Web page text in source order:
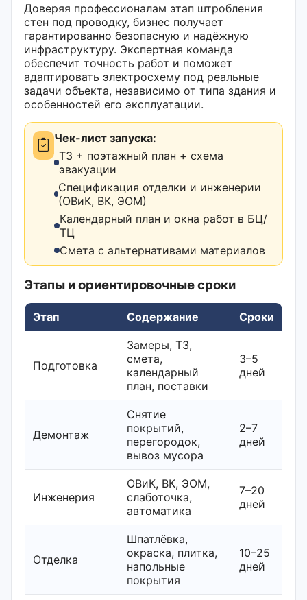
Доверяя профессионалам этап штробления
стен под проводку, бизнес получает
гарантированно безопасную и надёжную
инфраструктуру. Экспертная команда
обеспечит точность работ и поможет
адаптировать электросхему под реальные
задачи объекта, независимо от типа здания и
особенностей его эксплуатации.
Чек-лист запуска:
ТЗ + поэтажный план + схема
эвакуации
Спецификация отделки и инженерии
(ОВиК, ВК, ЭОМ)
Календарный план и окна работ в БЦ/
ТЦ
Смета с альтернативами материалов
Этапы и ориентировочные сроки
Этап Содержание Сроки
Подготовка
Замеры, ТЗ,
смета,
календарный
план, поставки
3–5
дней
Демонтаж
Снятие
покрытий,
перегородок,
вывоз мусора
2–7
дней
Инженерия
ОВиК, ВК, ЭОМ,
слаботочка,
автоматика
7–20
дней
Отделка
Шпатлёвка,
окраска, плитка,
напольные
покрытия
10–25
дней